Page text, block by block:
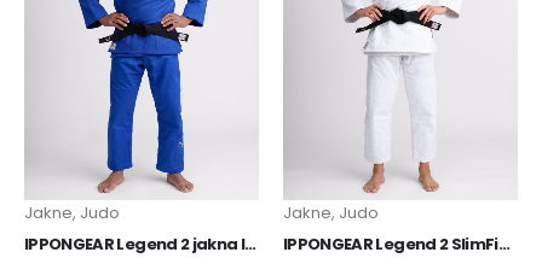
Jakne, Judo
IPPONGEAR Legend 2 jakna IJF plava
Jakne, Judo
IPPONGEAR Legend 2 SlimFit jakna IJF bijela